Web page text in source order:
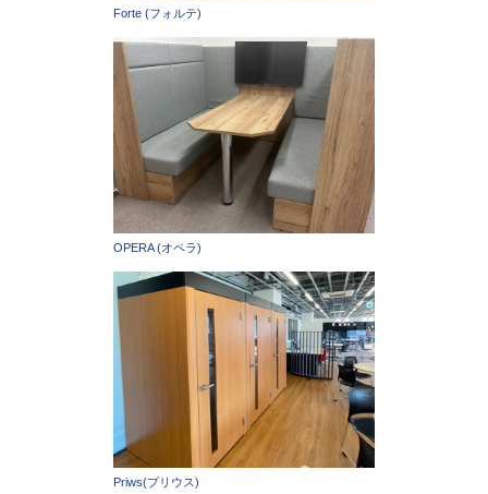
Forte (フォルテ)
OPERA (オペラ)
Priws(プリウス)